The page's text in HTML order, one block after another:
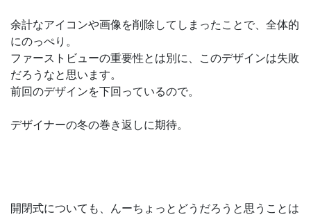
余計なアイコンや画像を削除してしまったことで、全体的
にのっぺり。
ファーストビューの重要性とは別に、このデザインは失敗
だろうなと思います。
前回のデザインを下回っているので。
デザイナーの冬の巻き返しに期待。
開閉式についても、んーちょっとどうだろうと思うことは